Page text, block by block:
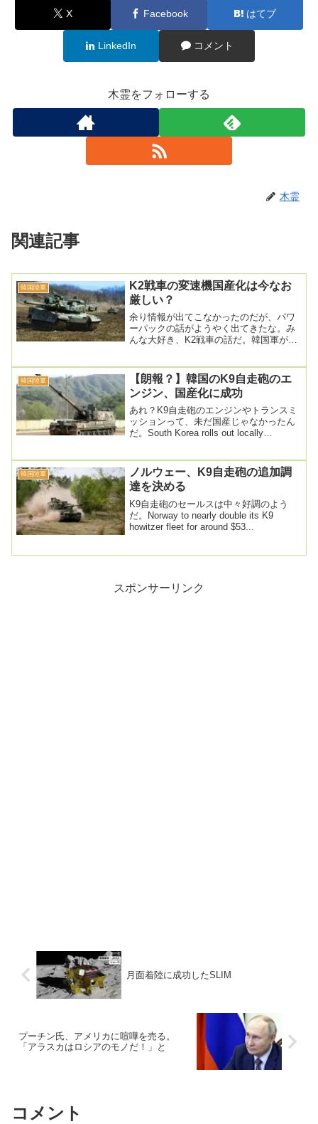
X Facebook はてブ
LinkedIn コメント
木霊をフォローする
木霊
関連記事
韓国陸軍
K2戦車の変速機国産化は今なお
厳しい？
余り情報が出てこなかったのだが、パワ
ーパックの話がようやく出てきたな。み
んな大好き、K2戦車の話だ。韓国軍が進
韓国陸軍
【朗報？】韓国のK9自走砲のエ
ンジン、国産化に成功
あれ？K9自走砲のエンジンやトランスミ
ッションって、未だ国産じゃなかったん
だ。South Korea rolls out locally
韓国陸軍
ノルウェー、K9自走砲の追加調
達を決める
K9自走砲のセールスは中々好調のよう
だ。Norway to nearly double its K9
howitzer fleet for around $53...
スポンサーリンク
月面着陸に成功したSLIM
プーチン氏、アメリカに喧嘩を売る。
「アラスカはロシアのモノだ！」と
コメント